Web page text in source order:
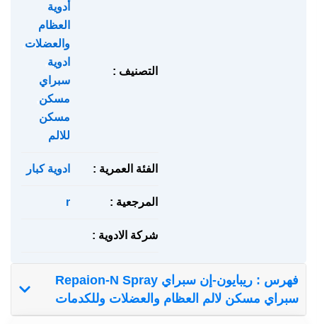
التصنيف :
أدوية
العظام
والعضلات
ادوية
سبراي
مسكن
مسكن
للالم
الفئة العمرية : ادوية كبار
المرجعية : r
شركة الادوية :
فهرس : ريبايون-إن سبراي Repaion-N Spray
سبراي مسكن لالم العظام والعضلات وللكدمات